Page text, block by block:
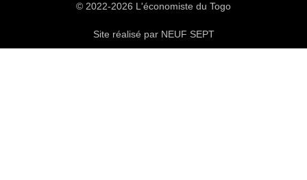
© 2022-2026 L'économiste du Togo
Site réalisé par NEUF SEPT